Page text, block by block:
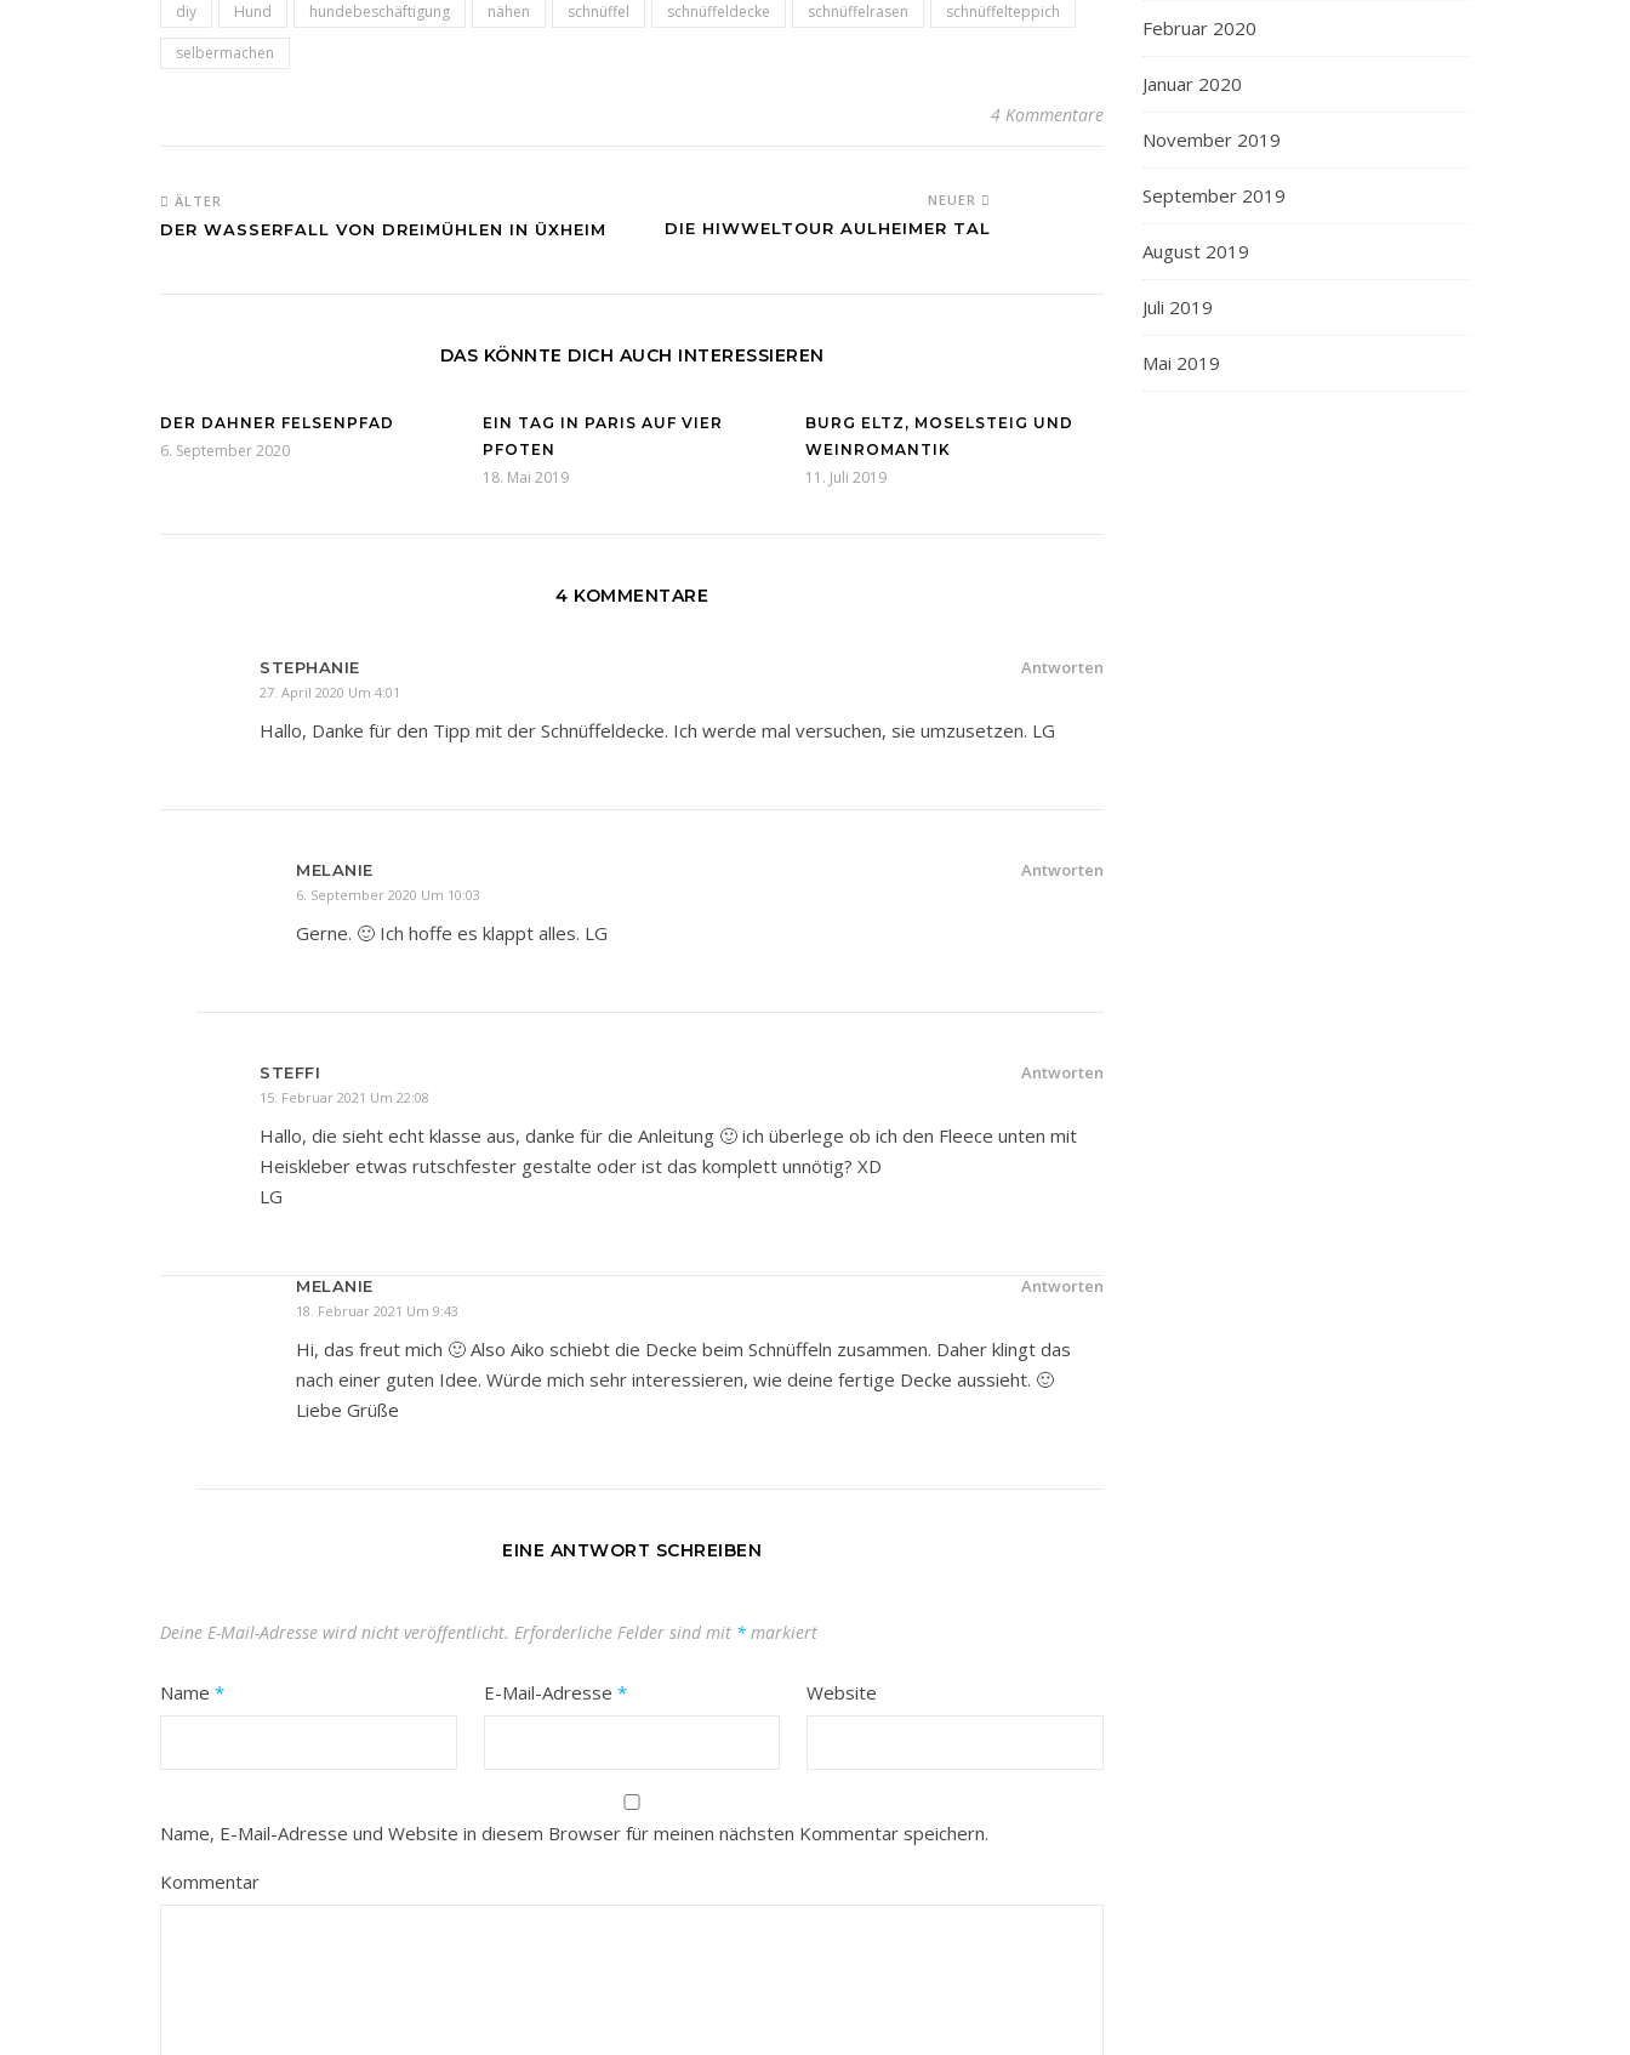
diy Hund hundebeschäftigung nähen schnüffel schnüffeldecke schnüffelrasen
schnüffelteppich
selbermachen
4 Kommentare
ÄLTER
DER WASSERFALL VON DREIMÜHLEN IN ÜXHEIM
NEUER
DIE HIWWELTOUR AULHEIMER TAL
DAS KÖNNTE DICH AUCH INTERESSIEREN
DER DAHNER FELSENPFAD
6. September 2020
EIN TAG IN PARIS AUF VIER
PFOTEN
18. Mai 2019
BURG ELTZ, MOSELSTEIG UND
WEINROMANTIK
11. Juli 2019
4 KOMMENTARE
STEPHANIE
27. April 2020 Um 4:01
Antworten
Hallo, Danke für den Tipp mit der Schnüffeldecke. Ich werde mal versuchen, sie umzusetzen. LG
MELANIE
6. September 2020 Um 10:03
Antworten
Gerne. 🙂 Ich hoffe es klappt alles. LG
STEFFI
15. Februar 2021 Um 22:08
Antworten
Hallo, die sieht echt klasse aus, danke für die Anleitung 🙂 ich überlege ob ich den Fleece unten mit
Heiskleber etwas rutschfester gestalte oder ist das komplett unnötig? XD
LG
MELANIE
18. Februar 2021 Um 9:43
Antworten
Hi, das freut mich 🙂 Also Aiko schiebt die Decke beim Schnüffeln zusammen. Daher klingt das
nach einer guten Idee. Würde mich sehr interessieren, wie deine fertige Decke aussieht. 🙂
Liebe Grüße
EINE ANTWORT SCHREIBEN
Deine E-Mail-Adresse wird nicht veröffentlicht. Erforderliche Felder sind mit * markiert
Name * E-Mail-Adresse * Website
Name, E-Mail-Adresse und Website in diesem Browser für meinen nächsten Kommentar speichern.
Kommentar
Februar 2020
Januar 2020
November 2019
September 2019
August 2019
Juli 2019
Mai 2019